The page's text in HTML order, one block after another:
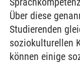
Über diese
Studierenden
soziokulturellen
können einige